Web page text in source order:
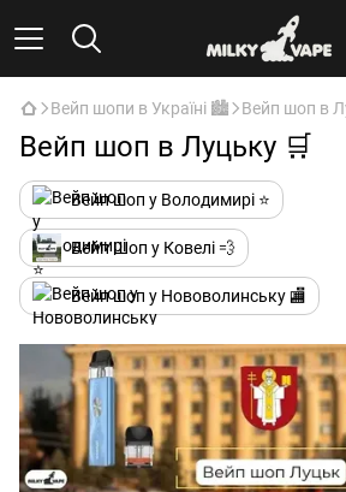
Вейп шопи в Україні 🏙️ Вейп шоп в
Вейп шоп в Луцьку 🛒
Вейп шоп у Володимирі ⭐
Вейп Шоп у Ковелі 💨
Вейп шоп у Нововолинську 🏬